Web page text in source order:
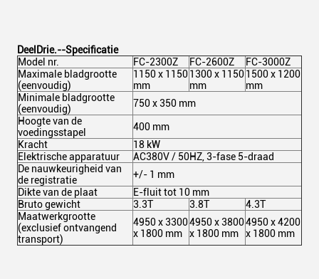
Deel Drie.--Specificatie
Model nr.
FC-2300Z FC-2600Z
FC-3000Z
Maximale bladgrootte
(eenvoudig)
1150 x 1150
mm
1300 x 1150
mm
1500 x 1200
mm
Minimale bladgrootte
(eenvoudig)
750 x 350 mm
Hoogte van de
voedingsstapel
400 mm
Kracht
18 kW
Elektrische apparatuur
AC380V / 50HZ, 3-fase 5-draad
De nauwkeurigheid van
de registratie
+/- 1 mm
Dikte van de plaat
E-fluit tot 10 mm
Bruto gewicht
3.3T 3.8T
4.3T
Maatwerkgrootte
(exclusief ontvangend
transport)
4950 x 3300
x 1800 mm
4950 x 3800
x 1800 mm
4950 x 4200
x 1800 mm